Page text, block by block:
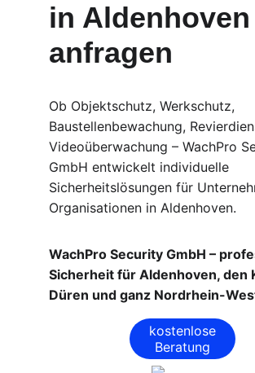
in Aldenhoven
anfragen
Ob Objektschutz, Werkschutz,
Baustellenbewachung,
Videoüberwachung – WachPro
GmbH entwickelt individuelle
Sicherheitslösungen für
Organisationen in Aldenhoven.
WachPro Security GmbH –
Sicherheit für Aldenhoven, den
Düren und ganz Nordrhein-
kostenlose
Beratung